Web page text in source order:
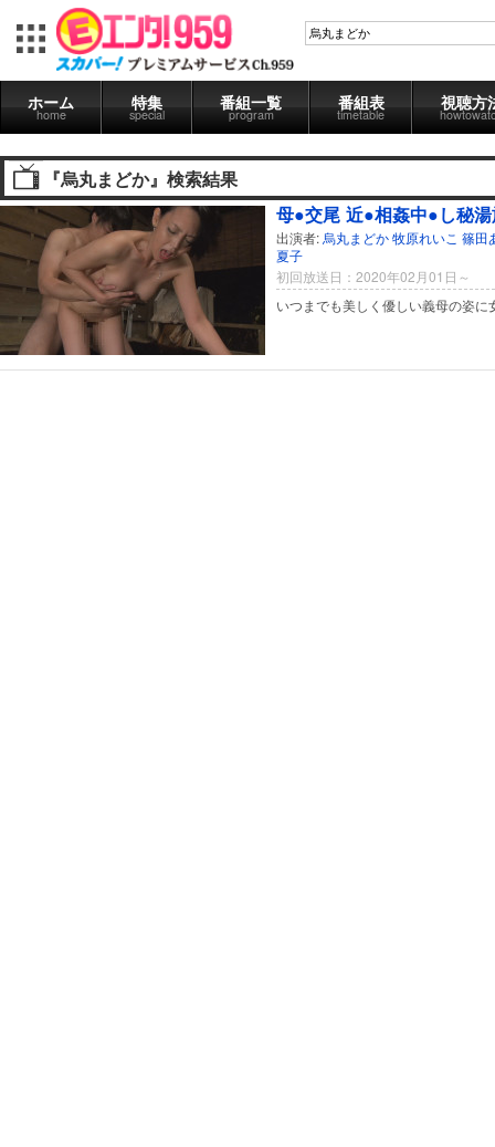
ホーム
home
特集
special
番組一覧
program
番組表
timetable
視聴方
『烏丸まどか』検索結果
母●交尾 近●相姦中●し秘
出演者: 烏丸まどか牧原れいこ 篠田
夏子
初回放送日：2020年02月01日～
いつまでも美しく優しい義母の姿